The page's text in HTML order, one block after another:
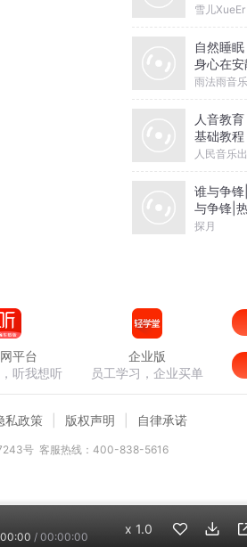
雪儿XueEr
自然睡
身心在
雨法雨音乐
人音教
基础教程
乐
人民音乐
谁与争
与争锋|
笑|会员免
探月
/ 00:00:00
x 1.0
平台
听我想听
企业版
员工学习，企业买单
私政策 版权声明 自律承诺
号 客服热线：400-838-5616